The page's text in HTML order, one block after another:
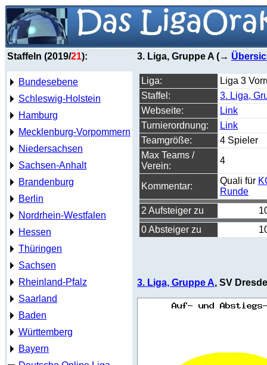
Staffeln (2019/21):
Bundesebene
Schleswig-Holstein
Hamburg
Mecklenburg-Vorpommern
Niedersachsen
Sachsen-Anhalt
Brandenburg
Berlin
Nordrhein-Westfalen
Hessen
Thüringen
Sachsen
Rheinland-Pfalz
Saarland
Baden
Württemberg
Bayern
3. Liga, Gruppe A (→
Liga:
Liga 3
Staffel:
3. Liga,
Webseite:
Link
Turnierordnung:
Link
Teamgröße:
4 Spieler
Max Teams /
Verein:
4
Kommentar:
Quali für
Runde
2 Aufsteiger zu
0 Absteiger zu
3. Liga, Gruppe A, SV